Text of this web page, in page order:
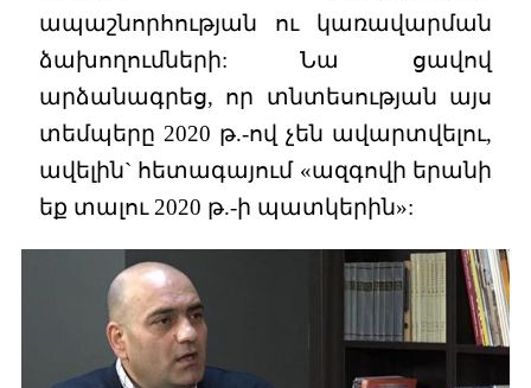
ապաշնորհության ու կառավարման
ձախողումների: Նա ցավով
արձանագրեց, որ տնտեսության այս
տեմպերը 2020 թ.-ով չեն ավարտվելու,
ավելին` հետագայում «ազգովի երանի
եք տալու 2020 թ.-ի պատկերին»: